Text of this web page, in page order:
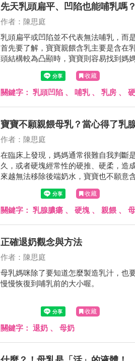
先天乳頭扁平、凹陷也能哺乳嗎？
作者：陳思庭
乳頭扁平或凹陷並不代表無法哺乳，而
首先要了解，寶寶親餵含乳主要是含在
頭結構較為凸顯時，寶寶則容易找到媽媽
收藏
關鍵字： 乳頭凹陷 、 哺乳、 乳房 、
寶寶不願親餵母乳？當心得了乳
作者：陳思庭
在臨床上發現，媽媽通常很難自我判斷
久，或者硬塊經常性的硬推、硬柔，造
來越無法移除後端奶水，寶寶也不願意
塊放置超過48小時以上，寶寶不願意親
物理治療師，協助評估乳房狀態，並將
收藏
關鍵字： 乳腺膿瘍 、 硬塊、 親餵 、
正確退奶觀念與方法
作者：陳思庭
母乳媽咪除了要知道怎麼製造乳汁，也
慢慢恢復到哺乳前的大小喔。
收藏
關鍵字： 退奶 、 母奶